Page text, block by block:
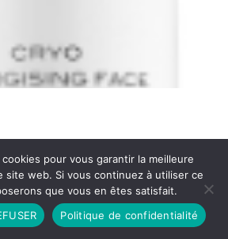
Politique de Confidentialité
CGU
par DIEUDUDIABLE
pour vous garantir la meilleure
site web. Si vous continuez à utiliser ce
que vous en êtes satisfait.
Politique de confidentialité